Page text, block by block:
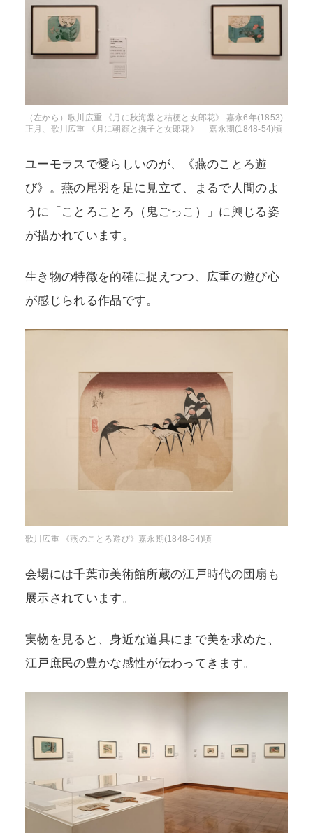
（左から）歌川広重 《月に秋海棠と桔梗と女郎花》 嘉永6年(1853)
正月、歌川広重 《月に朝顔と撫子と女郎花》 嘉永期(1848-54)頃
ユーモラスで愛らしいのが、《燕のことろ遊
び》。燕の尾羽を足に見立て、まるで人間のよ
うに「ことろことろ（鬼ごっこ）」に興じる姿
が描かれています。
生き物の特徴を的確に捉えつつ、広重の遊び心
が感じられる作品です。
歌川広重 《燕のことろ遊び》嘉永期(1848-54)頃
会場には千葉市美術館所蔵の江戸時代の団扇も
展示されています。
実物を見ると、身近な道具にまで美を求めた、
江戸庶民の豊かな感性が伝わってきます。